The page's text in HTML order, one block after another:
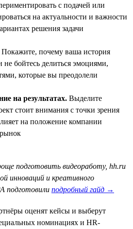
с подачей или
на актуальности и важности
решения задачи
Покажите, почему ваша история
бойтесь делиться эмоциями,
которые вы преодолели
на результатах. Выделите
стоит внимания с точки зрения
на положение компании
подготовить видеоработу, hh.ru
инноваций и креативного
подготовили подробный гайд →
оценят кейсы и выберут
номинациях и HR-